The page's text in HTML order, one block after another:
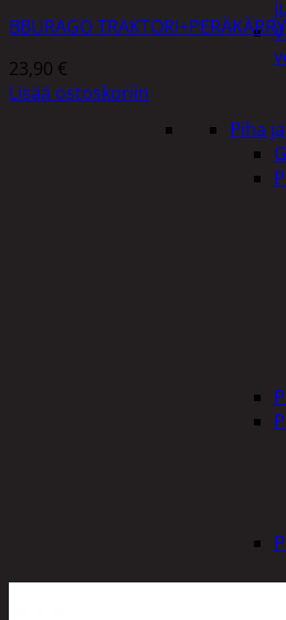
Piha
BBURAGO
23,90 €
Lisää ostoskoriin